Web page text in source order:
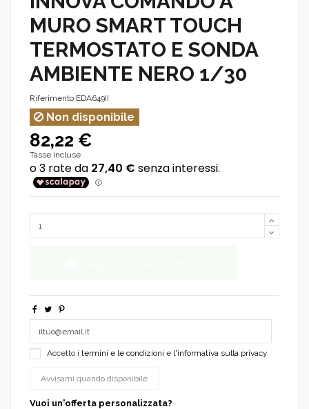
MURO SMART TOUCH
TERMOSTATO E SONDA
AMBIENTE NERO 1/30
Riferimento EDA649II
Non disponibile
82,22 €
Tasse incluse
Accetto i termini e le condizioni e l'informativa sulla privacy
Vuoi un'offerta personalizzata?